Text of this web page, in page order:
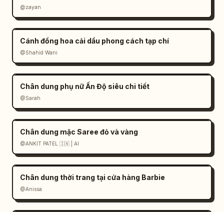
@zayan
Cánh đồng hoa cải dầu phong cách tạp chí
@Shahid Wani
Chân dung phụ nữ Ấn Độ siêu chi tiết
@Sarah
Chân dung mặc Saree đỏ và vàng
@ANKIT PATEL 🇮🇳 | AI
Chân dung thời trang tại cửa hàng Barbie
@Anissa